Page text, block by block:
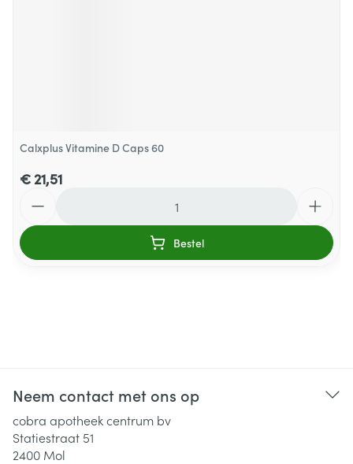
Calxplus Vitamine D Caps 60
€ 21,51
Bestel
Neem contact met ons op
cobra apotheek centrum bv
Statiestraat 51
2400 Mol